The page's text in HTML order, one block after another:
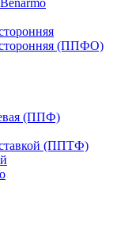
(ППФО)
(ППФ)
(ППТФ)